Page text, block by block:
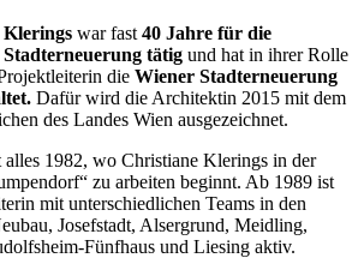
war fast 40 Jahre für die
tätig und hat in ihrer Rolle
die Wiener Stadterneuerung
Dafür wird die Architektin 2015 mit dem
des Landes Wien ausgezeichnet.
1982, wo Christiane Klerings in der
zu arbeiten beginnt. Ab 1989 ist
mit unterschiedlichen Teams in den
Josefstadt, Alsergrund, Meidling,
Fünfhaus und Liesing aktiv.